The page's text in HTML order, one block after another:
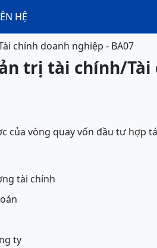
HỆ
chính doanh nghiệp - BA07
trị tài chính/
của vòng quay vốn đầu tư hợp
tài chính
ty